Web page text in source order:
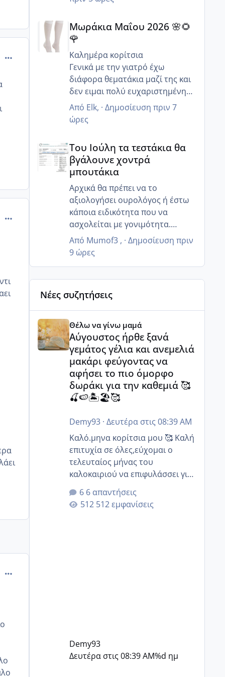
comment_877673
comment_878124
comment_879991
Μωράκια Μαΐου 2026 🌸🌻🌹
Μωράκια Μαΐου 2026 🌸🌻
🌹
Καλημέρα κορίτσια
Γενικά με την γιατρό έχω
διάφορα θεματάκια μαζί της και
δεν ειμαι πολύ ευχαριστημένη
αλλά τουλάχιστον στο κομμάτι
θηλασμός είναι καλή δεν
προωθεί καθόλου το ξένο γάλα
Ααα ωραία τώρα που δεν έχετε
και πολύ δουλειά είστε κάπως
πιο χαλαροί θα πάρει και το
9μηνο τον Σεπτέμβρη θα είναι
και η μεγάλη στο σχολείο οπότε
μια χαρά !θα πάτε και διακοπες
ειχες πει ;
και εμένα έχει σταματήσει την
δουλειά ο άντρας μου και
είμαστε όλοι μαζί την Τρίτη
τούρτες τα έχω κανονίσει όλα
περιμένουν πως και πως 😂
Από Elk, · Δημοσίευση πριν 7
ώρες
Του Ιούλη τα τεστάκια θα
βγάλουνε χοντρά
μπουτάκια
Αρχικά θα πρέπει να το
αξιολογήσει ουρολόγος ή έστω
κάποια ειδικότητα που να
ασχολείται με γονιμότητα.
😊
Από Mumof3 , · Δημοσίευση πριν
9 ώρες
Νέες συζητήσεις
Αύγουστος ήρθε ξανά γεμάτος γέλια και
Θέλω να γίνω μαμά
Αύγουστος ήρθε ξανά
γεμάτος γέλια και ανεμελιά
μακάρι φεύγοντας να
αφήσει το πιο όμορφο
δωράκι για την καθεμιά 🥰
🍒🍉🏝️🏖️🥰
Demy93· Δευτέρα στις 08:39 AM
Καλό.μηνα κορίτσια μου 🥰 Καλή
επιτυχία σε όλες,εύχομαι ο
τελευταίος μήνας του
καλοκαιριού να επιφυλάσσει για
όλες σας την πιο όμορφη
έκπληξη 🧿 @Elk @Melikara86
@Παρασκευαιδου @Zenia z
6 απαντήσεις
512 εμφανίσεις
Demy93
Δευτέρα στις 08:39 AM%d ημ